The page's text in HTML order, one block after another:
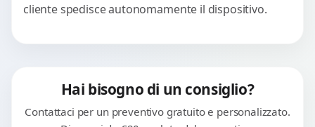
cliente spedisce autonomamente il dispositivo.
Hai bisogno di un consiglio?
Contattaci per un preventivo gratuito e personalizzato.